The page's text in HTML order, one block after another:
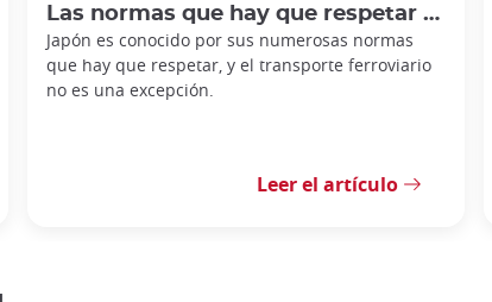
Las normas que hay que respetar en los trenes japoneses
Japón es conocido por sus numerosas normas
que hay que respetar, y el transporte ferroviario
no es una excepción.
Leer el artículo